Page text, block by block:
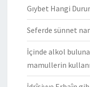
Gıybet Hangi
Seferde sünnet
İçinde alkol
mamullerin